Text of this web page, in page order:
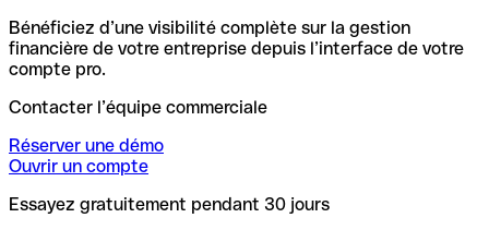
Bénéficiez d’une visibilité complète sur la gestion
financière de votre entreprise depuis l’interface de votre
compte pro.
Contacter l’équipe commerciale
Réserver une démo
Ouvrir un compte
Essayez gratuitement pendant 30 jours